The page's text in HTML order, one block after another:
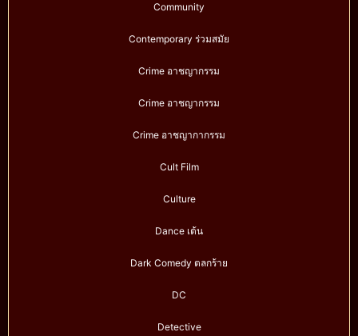
Community
Contemporary ร่วมสมัย
Crime อาชญากรรม
Crime อาชญากรรม
Crime อาชญากากรรม
Cult Film
Culture
Dance เต้น
Dark Comedy ตลกร้าย
DC
Detective